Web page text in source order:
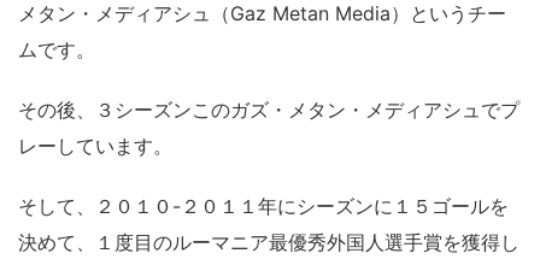
メタン・メディアシュ（Gaz Metan Media）というチー
ムです。
その後、３シーズンこのガズ・メタン・メディアシュでプ
レーしています。
そして、２０１０-２０１１年にシーズンに１５ゴールを
決めて、１度目のルーマニア最優秀外国人選手賞を獲得し